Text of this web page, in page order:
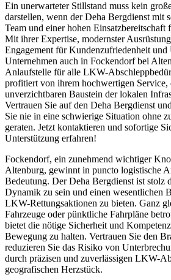
Ein unerwarteter Stillstand muss kein
darstellen, wenn der Deha Bergdienst mit
Team und einer hohen
Mit ihrer Expertise, modernster
Engagement für Kundenzufriedenheit und
Unternehmen auch in Fockendorf bei
Anlaufstelle für alle LKW-
profitiert von ihrem hochwertigen Service,
unverzichtbaren Baustein der lokalen
Vertrauen Sie auf den Deha Bergdienst
Sie nie in eine schwierige Situation ohne
geraten. Jetzt kontaktieren und sofortige
Unterstützung erfahren!
Fockendorf, ein zunehmend wichtiger
Altenburg, gewinnt in puncto logistische
Bedeutung. Der Deha Bergdienst ist stolz
Dynamik zu sein und einen wesentlichen
LKW-Rettungsaktionen zu bieten. Ganz
Fahrzeuge oder pünktliche Fahrpläne
bietet die nötige Sicherheit und
Bewegung zu halten. Vertrauen Sie den
reduzieren Sie das Risiko von
durch präzisen und zuverlässigen LKW-
geografischen Herzstück.